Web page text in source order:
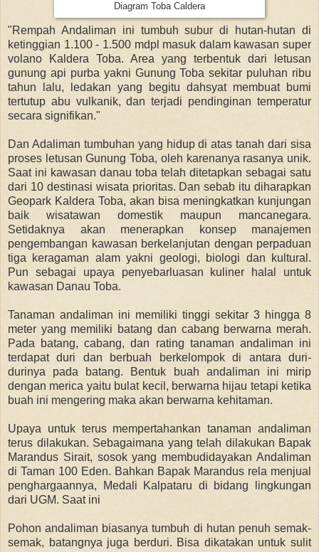
Diagram Toba Caldera
"Rempah Andaliman ini tumbuh subur di hutan-hutan di
ketinggian 1.100 - 1.500 mdpl masuk dalam kawasan super
volano Kaldera Toba. Area yang terbentuk dari letusan
gunung api purba yakni Gunung Toba sekitar puluhan ribu
tahun lalu, ledakan yang begitu dahsyat membuat bumi
tertutup abu vulkanik, dan terjadi pendinginan temperatur
secara signifikan."
Dan Adaliman tumbuhan yang hidup di atas tanah dari sisa
proses letusan Gunung Toba, oleh karenanya rasanya unik.
Saat ini kawasan danau toba telah ditetapkan sebagai satu
dari 10 destinasi wisata prioritas. Dan sebab itu diharapkan
Geopark Kaldera Toba, akan bisa meningkatkan kunjungan
baik wisatawan domestik maupun mancanegara.
Setidaknya akan menerapkan konsep manajemen
pengembangan kawasan berkelanjutan dengan perpaduan
tiga keragaman alam yakni geologi, biologi dan kultural.
Pun sebagai upaya penyebarluasan kuliner halal untuk
kawasan Danau Toba.
Tanaman andaliman ini memiliki tinggi sekitar 3 hingga 8
meter yang memiliki batang dan cabang berwarna merah.
Pada batang, cabang, dan rating tanaman andaliman ini
terdapat duri dan berbuah berkelompok di antara duri-
durinya pada batang. Bentuk buah andaliman ini mirip
dengan merica yaitu bulat kecil, berwarna hijau tetapi ketika
buah ini mengering maka akan berwarna kehitaman.
Upaya untuk terus mempertahankan tanaman andaliman
terus dilakukan. Sebagaimana yang telah dilakukan Bapak
Marandus Sirait, sosok yang membudidayakan Andaliman
di Taman 100 Eden. Bahkan Bapak Marandus rela menjual
penghargaannya, Medali Kalpataru di bidang lingkungan
dari UGM. Saat ini
Pohon andaliman biasanya tumbuh di hutan penuh semak-
semak, batangnya juga berduri. Bisa dikatakan untuk sulit